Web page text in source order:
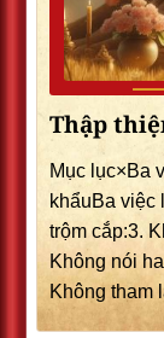
Thập
Mục lục×Ba
khẩuBa việc
trộm cắp:3.
Không nói
Không tham